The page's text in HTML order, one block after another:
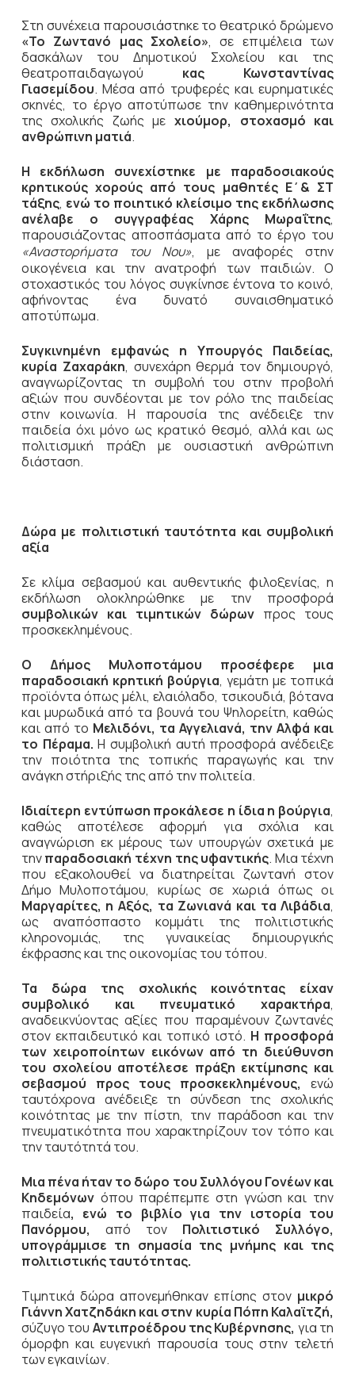
Στη συνέχεια παρουσιάστηκε το θεατρικό δρώμενο
«Το Ζωντανό μας Σχολείο», σε επιμέλεια των
δασκάλων του Δημοτικού Σχολείου και της
θεατροπαιδαγωγού κας Κωνσταντίνας
Γιασεμίδου. Μέσα από τρυφερές και ευρηματικές
σκηνές, το έργο αποτύπωσε την καθημερινότητα
της σχολικής ζωής μεχιούμορ, στοχασμό και
ανθρώπινη ματιά.
Η εκδήλωση συνεχίστηκε με παραδοσιακούς
κρητικούς χορούς από τους μαθητές Ε΄& ΣΤ
τάξης, ενώ το ποιητικό κλείσιμο της εκδήλωσης
ανέλαβε ο συγγραφέας Χάρης Μωραΐτης,
παρουσιάζοντας αποσπάσματα από το έργο του
«Αναστορήματα του Νου», με αναφορές στην
οικογένεια και την ανατροφή των παιδιών. Ο
στοχαστικός του λόγος συγκίνησε έντονα το κοινό,
αφήνοντας ένα δυνατό συναισθηματικό
αποτύπωμα.
Συγκινημένη εμφανώς η Υπουργός Παιδείας,
κυρία Ζαχαράκη, συνεχάρη θερμά τον δημιουργό,
αναγνωρίζοντας τη συμβολή του στην προβολή
αξιών που συνδέονται με τον ρόλο της παιδείας
στην κοινωνία. Η παρουσία της ανέδειξε την
παιδεία όχι μόνο ως κρατικό θεσμό, αλλά και ως
πολιτισμική πράξη με ουσιαστική ανθρώπινη
διάσταση.
Δώρα με πολιτιστική ταυτότητα και συμβολική
αξία
Σε κλίμα σεβασμού και αυθεντικής φιλοξενίας, η
εκδήλωση ολοκληρώθηκε με την προσφορά
συμβολικών και τιμητικών δώρων προς τους
προσκεκλημένους.
Ο Δήμος Μυλοποτάμου προσέφερε μια
παραδοσιακή κρητική βούργια, γεμάτη με τοπικά
προϊόντα όπως μέλι, ελαιόλαδο, τσικουδιά, βότανα
και μυρωδικά από τα βουνά του Ψηλορείτη, καθώς
και από το Μελιδόνι, τα Αγγελιανά, την Αλφά και
το Πέραμα. Η συμβολική αυτή προσφορά ανέδειξε
την ποιότητα της τοπικής παραγωγής και την
ανάγκη στήριξής της από την πολιτεία.
Ιδιαίτερη εντύπωση προκάλεσε η ίδια η βούργια,
καθώς αποτέλεσε αφορμή για σχόλια και
αναγνώριση εκ μέρους των υπουργών σχετικά με
τηνπαραδοσιακή τέχνη της υφαντικής. Μια τέχνη
που εξακολουθεί να διατηρείται ζωντανή στον
Δήμο Μυλοποτάμου, κυρίως σε χωριά όπως οι
Μαργαρίτες, η Αξός, τα Ζωνιανά και τα Λιβάδια,
ως αναπόσπαστο κομμάτι της πολιτιστικής
κληρονομιάς, της γυναικείας δημιουργικής
έκφρασης και της οικονομίας του τόπου.
Τα δώρα της σχολικής κοινότητας είχαν
συμβολικό και πνευματικό χαρακτήρα,
αναδεικνύοντας αξίες που παραμένουν ζωντανές
στον εκπαιδευτικό και τοπικό ιστό. Η προσφορά
των χειροποίητων εικόνων από τη διεύθυνση
του σχολείου αποτέλεσε πράξη εκτίμησης και
σεβασμού προς τους προσκεκλημένους, ενώ
ταυτόχρονα ανέδειξε τη σύνδεση της σχολικής
κοινότητας με την πίστη, την παράδοση και την
πνευματικότητα που χαρακτηρίζουν τον τόπο και
την ταυτότητά του.
Μια πένα ήταν το δώρο του Συλλόγου Γονέων και
Κηδεμόνων όπου παρέπεμπε στη γνώση και την
παιδεία, ενώ το βιβλίο για την ιστορία του
Πανόρμου, από τον Πολιτιστικό Συλλόγο,
υπογράμμισε τη σημασία της μνήμης και της
πολιτιστικής ταυτότητας.
Τιμητικά δώρα απονεμήθηκαν επίσης στον μικρό
Γιάννη Χατζηδάκη και στην κυρία Πόπη Καλαϊτζή,
σύζυγο του Αντιπροέδρου της Κυβέρνησης, για τη
όμορφη και ευγενική παρουσία τους στην τελετή
των εγκαινίων.